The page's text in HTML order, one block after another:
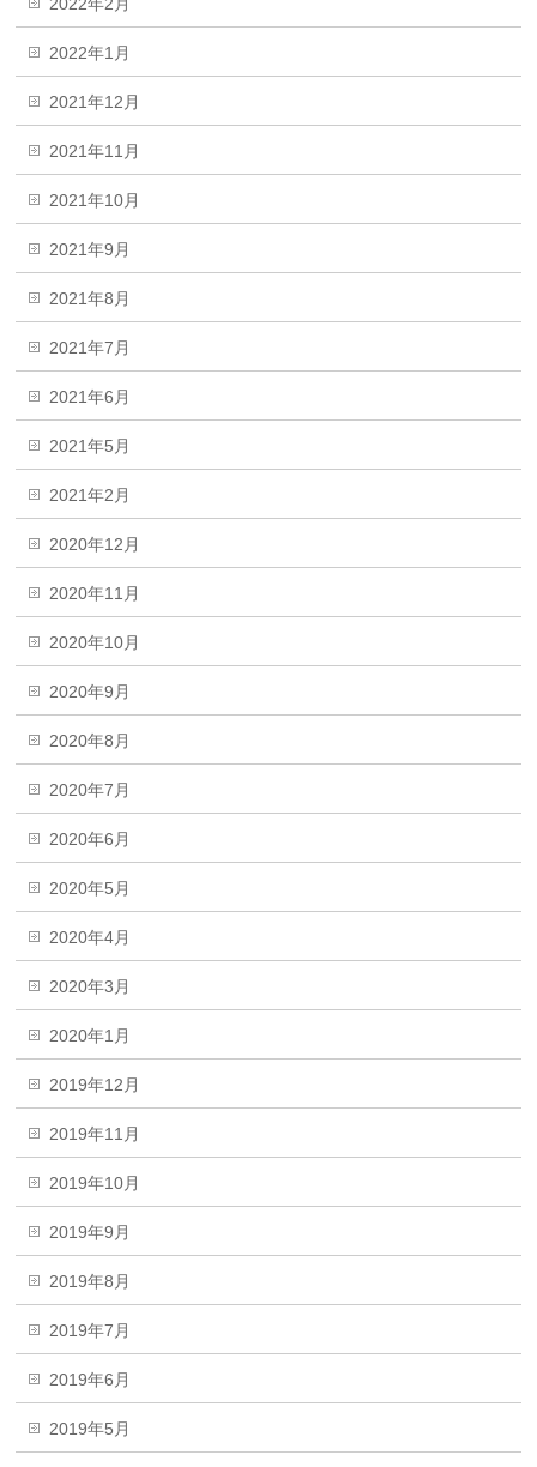
2022年2月
2022年1月
2021年12月
2021年11月
2021年10月
2021年9月
2021年8月
2021年7月
2021年6月
2021年5月
2021年2月
2020年12月
2020年11月
2020年10月
2020年9月
2020年8月
2020年7月
2020年6月
2020年5月
2020年4月
2020年3月
2020年1月
2019年12月
2019年11月
2019年10月
2019年9月
2019年8月
2019年7月
2019年6月
2019年5月